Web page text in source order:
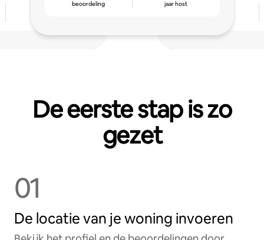
beoordeling jaar host
De eerste stap is zo
gezet
01
De locatie van je woning invoeren